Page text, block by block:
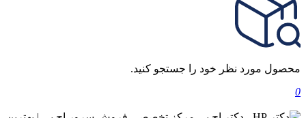
محصول مورد نظر خود را جستجو کنید.
0